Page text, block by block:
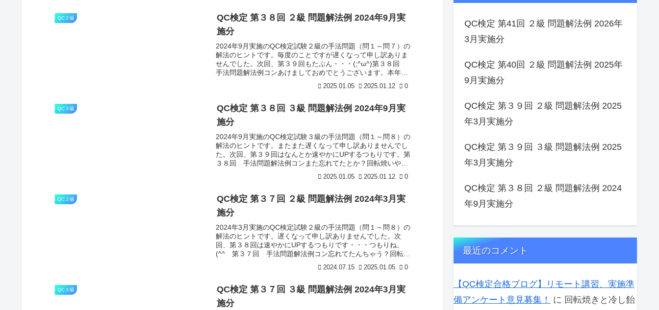
QC２級
QC検定 第３８回 ２級 問題解法例 2024年9月実
施分
2024年9月実施のQC検定試験２級の手法問題（問１～問７）の
解法のヒントです。毎度のことですが遅くなって申し訳ありま
せんでした。次回、第３９回もたぶん・・・(;^ω^)第３８回
手法問題解法例コンあけましておめでとうございます。本年も
2025.01.05 2025.01.12 0
QC３級
QC検定 第３８回 ３級 問題解法例 2024年9月実
施分
2024年9月実施のQC検定試験３級の手法問題（問１～問８）の
解法のヒントです。またまた遅くなって申し訳ありませんでし
た。次回、第３９回はなんとか速やかにUPするつもりです。第
３８回 手法問題解法例コンまた忘れてたとか？回転焼いや、
2025.01.05 2025.01.12 0
QC２級
QC検定 第３７回 ２級 問題解法例 2024年3月実
施分
2024年3月実施のQC検定試験２級の手法問題（問１～問８）の
解法のヒントです。遅くなって申し訳ありませんでした。次
回、第３８回は速やかにUPするつもりです・・・つもりね。
(^^ゞ第３７回 手法問題解法例コン忘れてたんちゃう？回転焼
2024.07.15 2025.01.05 0
QC３級
QC検定 第３７回 ３級 問題解法例 2024年3月実
施分
QC検定 第41回 ２級 問題解法例 2026年
3月実施分
QC検定 第40回 ２級 問題解法例 2025年
9月実施分
QC検定 第３９回 ２級 問題解法例 2025
年3月実施分
QC検定 第３９回 ３級 問題解法例 2025
年3月実施分
QC検定 第３８回 ２級 問題解法例 2024
年9月実施分
最近のコメント
【QC検定合格ブログ】リモート講習、実施準
備アンケート意見募集！
に 回転焼きと冷し飴